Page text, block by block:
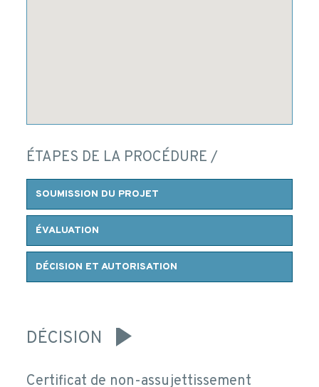
ÉTAPES DE LA PROCÉDURE /
SOUMISSION DU PROJET
ÉVALUATION
DÉCISION ET AUTORISATION
DÉCISION
Certificat de non-assujettissement